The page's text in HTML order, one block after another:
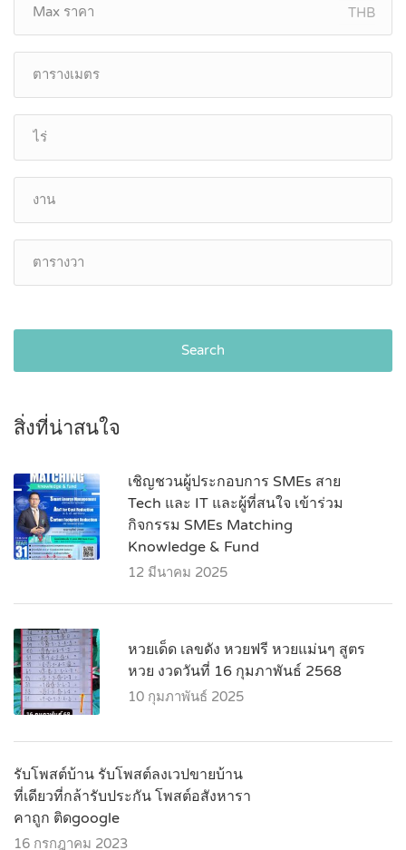
THB
Search
สิ่งที่น่าสนใจ
เชิญชวนผู้ประกอบการ SMEs สาย
Tech และ IT และผู้ที่สนใจ เข้าร่วม
กิจกรรม SMEs Matching
Knowledge & Fund
12 มีนาคม 2025
หวยเด็ด เลขดัง หวยฟรี หวยแม่นๆ สูตร
หวย งวดวันที่ 16 กุมภาพันธ์ 2568
10 กุมภาพันธ์ 2025
รับโพสต์บ้าน รับโพสต์ลงเวปขายบ้าน
ที่เดียวที่กล้ารับประกัน โพสต์อสังหารา
คาถูก ติดgoogle
16 กรกฎาคม 2023